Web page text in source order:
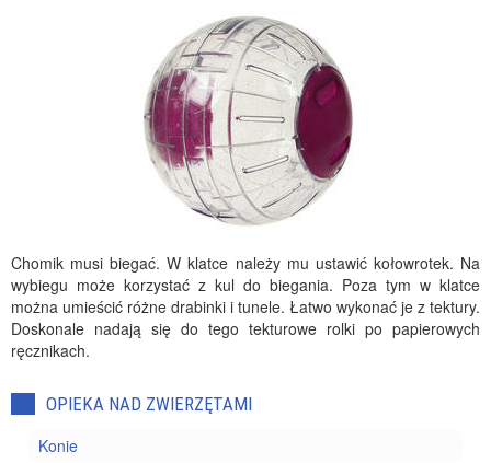
Chomik musi biegać. W klatce należy mu ustawić kołowrotek. Na
wybiegu może korzystać z kul do biegania. Poza tym w klatce
można umieścić różne drabinki i tunele. Łatwo wykonać je z tektury.
Doskonale nadają się do tego tekturowe rolki po papierowych
ręcznikach.
OPIEKA NAD ZWIERZĘTAMI
Konie